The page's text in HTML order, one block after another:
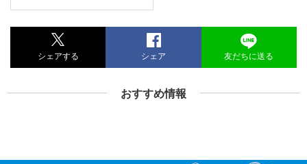
シェアする シェア 友だちに送る
おすすめ情報